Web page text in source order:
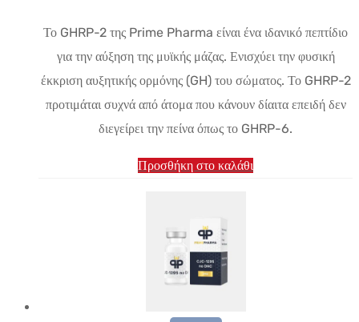
$38.07.τιμή
είναι:
$28.84.
Το GHRP-2 της Prime Pharma είναι ένα ιδανικό πεπτίδιο
για την αύξηση της μυϊκής μάζας. Ενισχύει την φυσική
έκκριση αυξητικής ορμόνης (GH) του σώματος. Το GHRP-2
προτιμάται συχνά από άτομα που κάνουν δίαιτα επειδή δεν
διεγείρει την πείνα όπως το GHRP-6.
Προσθήκη στο καλάθι